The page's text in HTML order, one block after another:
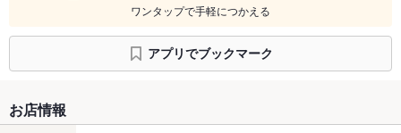
ワンタップで手軽につかえる
アプリでブックマーク
お店情報